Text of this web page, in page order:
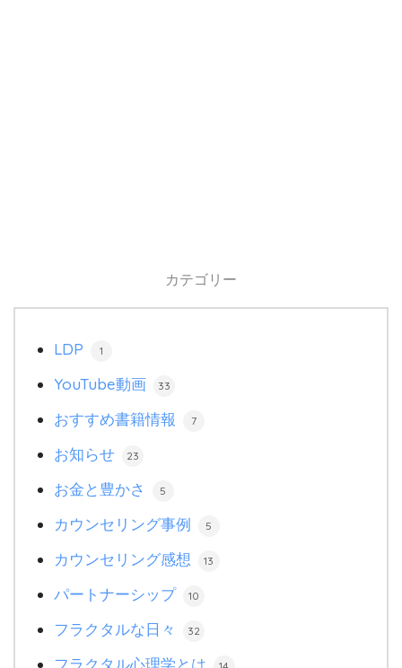
カテゴリー
LDP 1
YouTube動画 33
おすすめ書籍情報 7
お知らせ 23
お金と豊かさ 5
カウンセリング事例 5
カウンセリング感想 13
パートナーシップ 10
フラクタルな日々 32